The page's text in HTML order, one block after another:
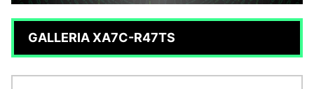
GALLERIA XA7C-R47TS